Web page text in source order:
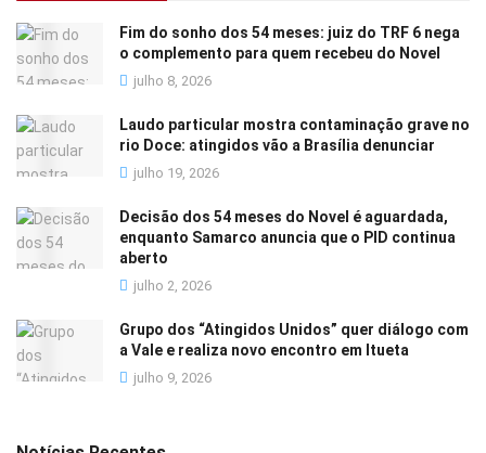
Fim do sonho dos 54 meses: juiz do TRF 6 nega
o complemento para quem recebeu do Novel
julho 8, 2026
Laudo particular mostra contaminação grave no
rio Doce: atingidos vão a Brasília denunciar
julho 19, 2026
Decisão dos 54 meses do Novel é aguardada,
enquanto Samarco anuncia que o PID continua
aberto
julho 2, 2026
Grupo dos “Atingidos Unidos” quer diálogo com
a Vale e realiza novo encontro em Itueta
julho 9, 2026